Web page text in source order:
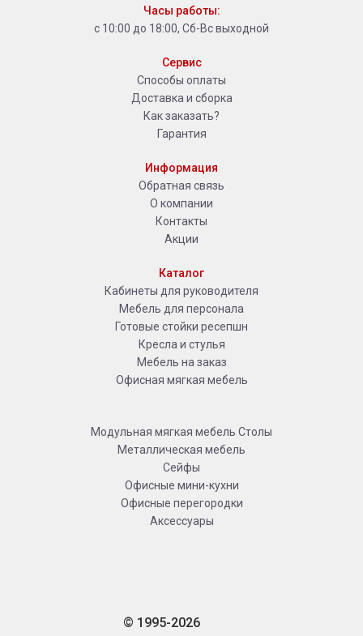
Часы работы:
с 10:00 до 18:00, Сб-Вс выходной
Сервис
Способы оплаты
Доставка и сборка
Как заказать?
Гарантия
Информация
Обратная связь
О компании
Контакты
Акции
Каталог
Кабинеты для руководителя
Мебель для персонала
Готовые стойки ресепшн
Кресла и стулья
Мебель на заказ
Офисная мягкая мебель
Модульная мягкая мебель Столы
Металлическая мебель
Сейфы
Офисные мини-кухни
Офисные перегородки
Аксессуары
© 1995-2026